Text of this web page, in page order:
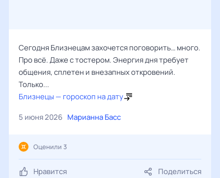
Сегодня Близнецам захочется поговорить… много.
Про всё. Даже с тостером. Энергия дня требует
общения, сплетен и внезапных откровений.
Только...
Близнецы — гороскоп на дату
5 июня 2026 Марианна Басс
Нравится Поделиться
Оценили 3